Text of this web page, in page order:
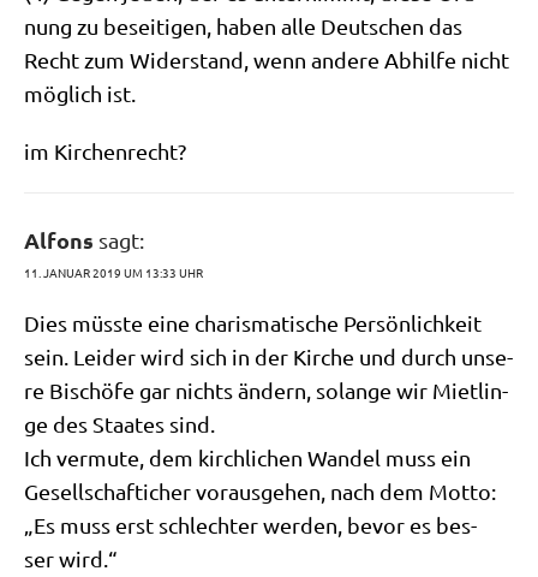
nung zu besei­ti­gen, haben alle Deut­schen das
Recht zum Wider­stand, wenn ande­re Abhil­fe nicht
mög­lich ist.
im Kir­chen­recht?
Alfons sagt:
11. JANUAR 2019 UM 13:33 UHR
Dies müss­te eine cha­ris­ma­ti­sche Per­sön­lich­keit
sein. Lei­der wird sich in der Kir­che und durch unse­
re Bischö­fe gar nichts ändern, solan­ge wir Miet­lin­
ge des Staa­tes sind.
Ich ver­mu­te, dem kirch­li­chen Wan­del muss ein
Gesell­schaf­ti­cher vor­aus­ge­hen, nach dem Mot­to:
„Es muss erst schlech­ter wer­den, bevor es bes­
ser wird.“